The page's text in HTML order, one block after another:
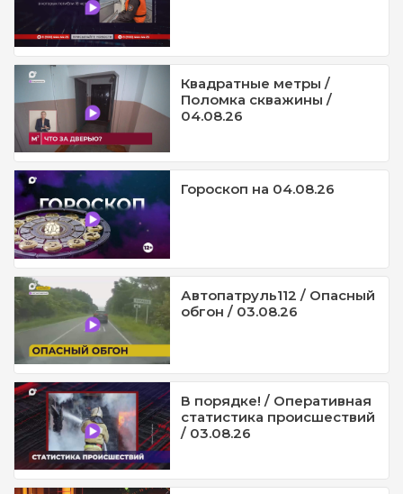
Квадратные метры /
Поломка скважины /
04.08.26
Гороскоп на 04.08.26
Автопатруль112 / Опасный
обгон / 03.08.26
В порядке! / Оперативная
статистика происшествий
/ 03.08.26